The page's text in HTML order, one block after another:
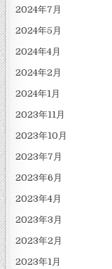
2024年7月
2024年5月
2024年4月
2024年2月
2024年1月
2023年11月
2023年10月
2023年7月
2023年6月
2023年4月
2023年3月
2023年2月
2023年1月